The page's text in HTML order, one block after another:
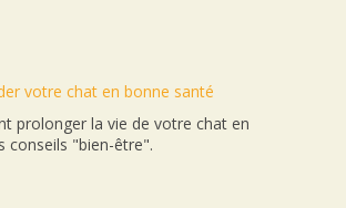
votre chat en bonne santé
prolonger la vie de votre chat en
conseils "bien-être".